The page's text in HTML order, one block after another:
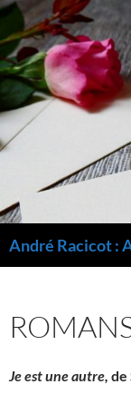
André Racicot :
Je est une autre, de